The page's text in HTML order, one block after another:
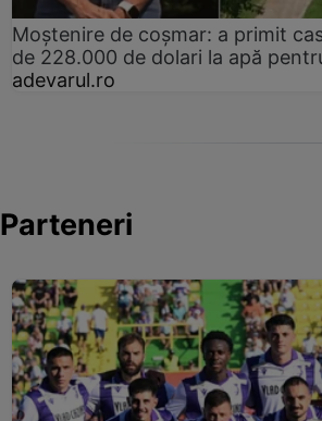
Moștenire de coșmar: a primit
de 228.000 de dolari la apă
adevarul.ro
Parteneri